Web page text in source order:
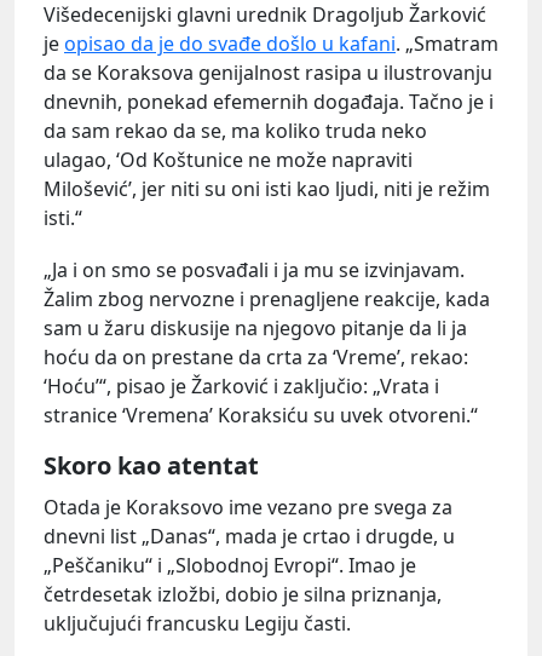
Višedecenijski glavni urednik Dragoljub Žarković
jeopisao da je do svađe došlo u kafani. „Smatram
da se Koraksova genijalnost rasipa u ilustrovanju
dnevnih, ponekad efemernih događaja. Tačno je i
da sam rekao da se, ma koliko truda neko
ulagao, ‘Od Koštunice ne može napraviti
Milošević’, jer niti su oni isti kao ljudi, niti je režim
isti.“
„Ja i on smo se posvađali i ja mu se izvinjavam.
Žalim zbog nervozne i prenagljene reakcije, kada
sam u žaru diskusije na njegovo pitanje da li ja
hoću da on prestane da crta za ‘Vreme’, rekao:
‘Hoću’“, pisao je Žarković i zaključio: „Vrata i
stranice ‘Vremena’ Koraksiću su uvek otvoreni.“
Skoro kao atentat
Otada je Koraksovo ime vezano pre svega za
dnevni list „Danas“, mada je crtao i drugde, u
„Peščaniku“ i „Slobodnoj Evropi“. Imao je
četrdesetak izložbi, dobio je silna priznanja,
uključujući francusku Legiju časti.